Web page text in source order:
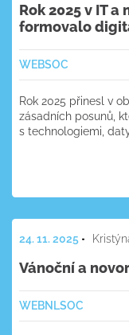
Rok 2025 v IT
formovalo
WEBSOC
Rok 2025 přinesl v
zásadních posunů,
s technologiemi,
24. 11. 2025
Vánoční a
WEBNLSOC